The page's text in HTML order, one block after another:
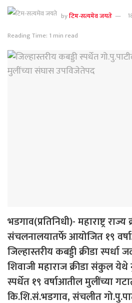
byटिम-सत्यमेव जयते
Reading Time: 1 min read
भडगाव(प्रतिनिधी)- महाराष्ट्र
संचलनालयातर्फे आयोजित १९
जिल्हास्तरीय कबड्डी क्रीडा
शिवाजी महाराज क्रीडा संकुल
स्पर्धेत १९ वर्षाआतील मुलींच्या
कि.शि.सं.भडगाव, संचलीत